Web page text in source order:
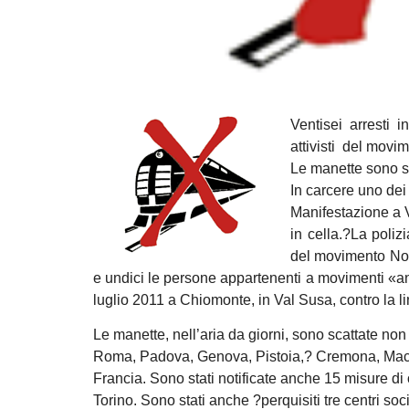
Ventisei arresti
attivisti del
Le manette sono
In carcere uno
Manifestazione a
in cella.?La
del movimento
e undici le persone appartenenti a movimenti
luglio 2011 a Chiomonte, in Val Susa, contro la
Le manette, nell’aria da giorni, sono scattate
Roma, Padova, Genova, Pistoia,? Cremona,
Francia. Sono stati notificate anche 15 misure
Torino. Sono stati anche ?perquisiti tre centri